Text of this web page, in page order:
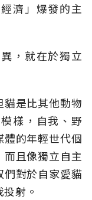
濟」爆發的主
，就在於獨立
是比其他動物
樣，自我、野
的年輕世代個
且像獨立自主
對於自家愛貓
射。